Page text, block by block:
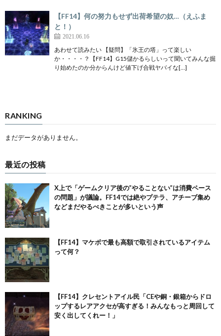
【FF14】何の努力もせず出荷希望の奴…（えふま
と！）
2021.06.16
あわせて読みたい 【疑問】「氷王の塔」って楽しい
か・・・・？【FF14】G15儲かるらしいって聞いてみんな掘
り始めたのか分からんけど値下げ合戦ヤバイな[…]
RANKING
まだデータがありません。
最近の投稿
X上で「ゲームクリア後の”やることない”は消費ペース
の問題」が議論。FF14では絶やプテラ、アチーブ集め
などまだやるべきことが多いという声
【FF14】マケボで最も高額で取引されているアイテム
って何？
【FF14】クレセントアイル民「CEや銅・銀箱からドロ
ップするレアアクセが高すぎる！みんなもっと周回して
安く出してくれー！」